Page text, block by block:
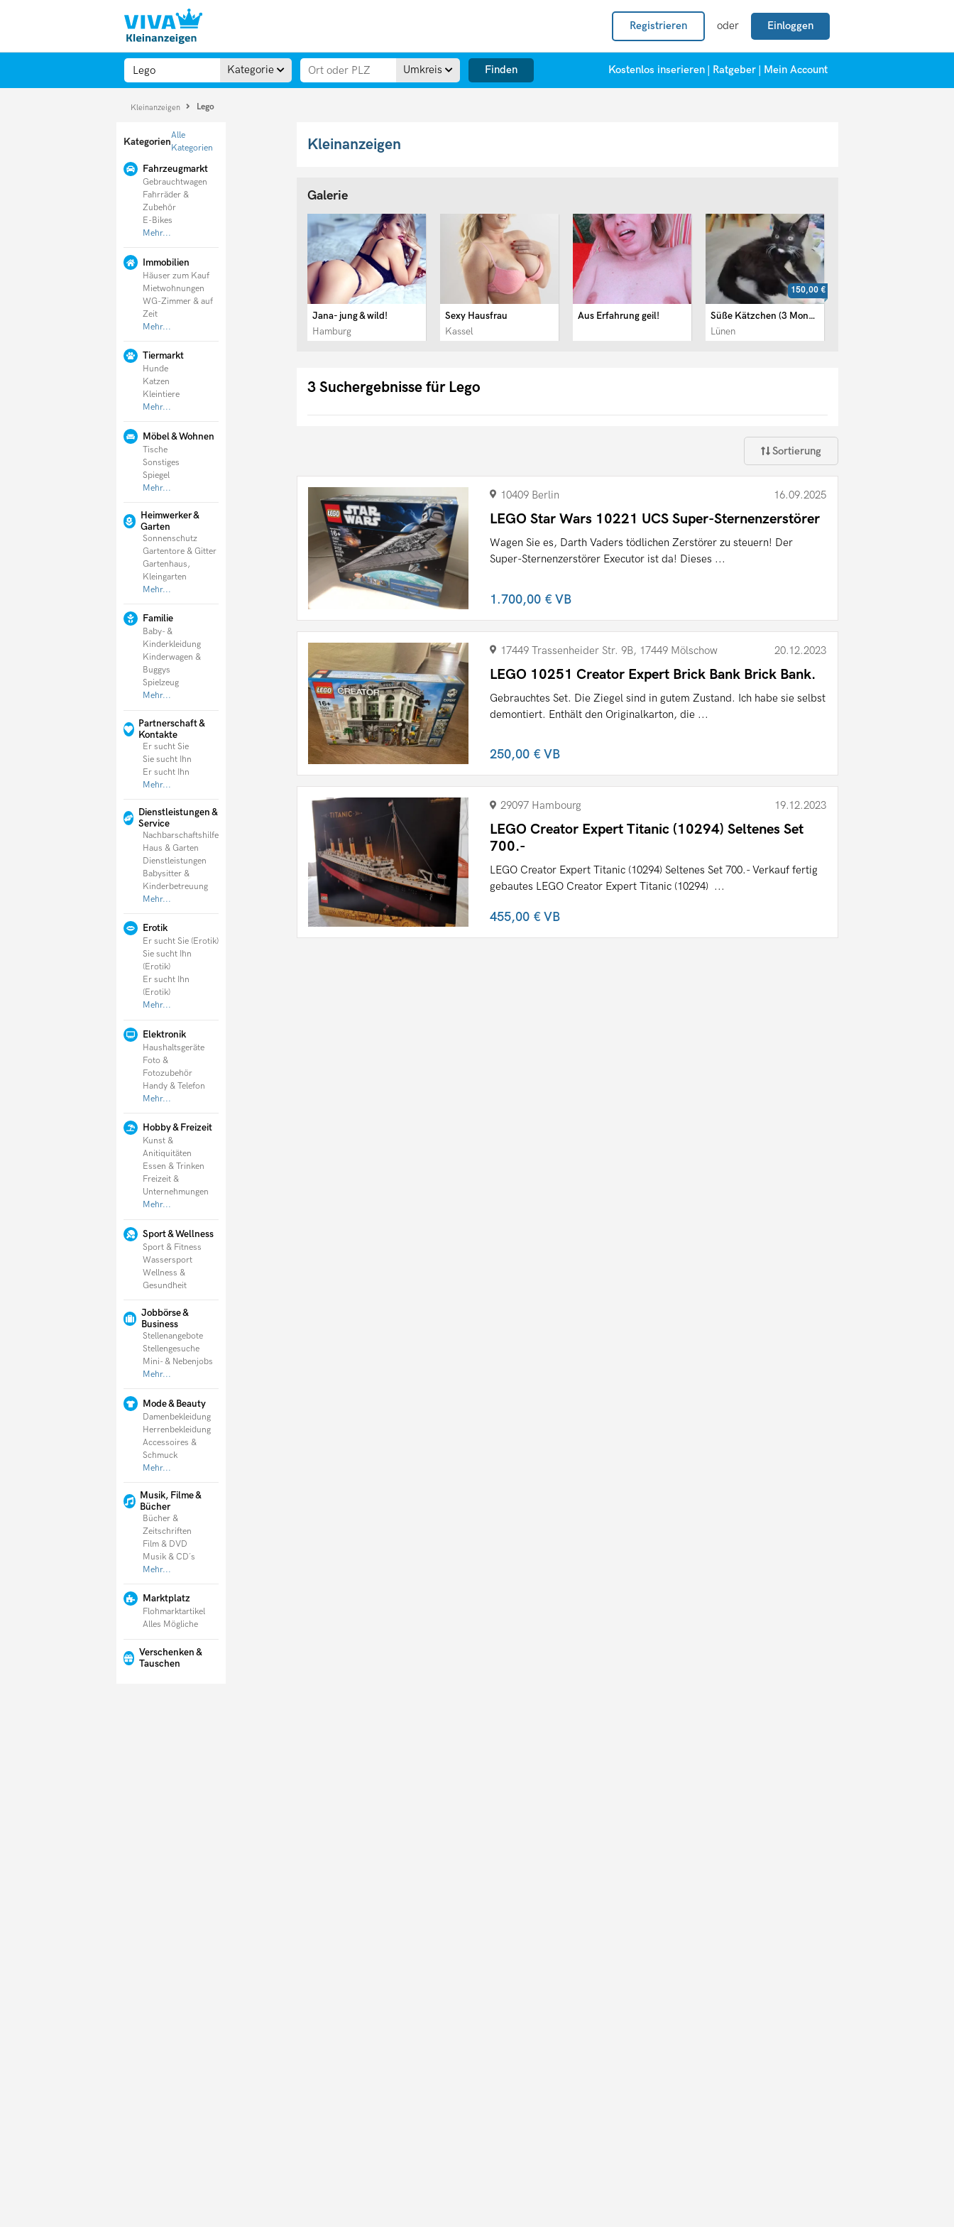
Registrieren oder Einloggen
Kategorie Umkreis Finden Kostenlos inserieren Ratgeber Mein Account
Kleinanzeigen Lego
Kategorien
Alle
Kategorien
Fahrzeugmarkt
Gebrauchtwagen
Fahrräder &
Zubehör
E-Bikes
Mehr...
Immobilien
Häuser zum Kauf
Mietwohnungen
WG-Zimmer & auf
Zeit
Mehr...
Tiermarkt
Hunde
Katzen
Kleintiere
Mehr...
Möbel & Wohnen
Tische
Sonstiges
Spiegel
Mehr...
Heimwerker &
Garten
Sonnenschutz
Gartentore & Gitter
Gartenhaus,
Kleingarten
Mehr...
Familie
Baby- &
Kinderkleidung
Kinderwagen &
Buggys
Spielzeug
Mehr...
Partnerschaft &
Kontakte
Er sucht Sie
Sie sucht Ihn
Er sucht Ihn
Mehr...
Dienstleistungen &
Service
Nachbarschaftshilfe
Haus & Garten
Dienstleistungen
Babysitter &
Kinderbetreuung
Mehr...
Erotik
Er sucht Sie (Erotik)
Sie sucht Ihn
(Erotik)
Er sucht Ihn
(Erotik)
Mehr...
Elektronik
Haushaltsgeräte
Foto &
Fotozubehör
Handy & Telefon
Mehr...
Hobby & Freizeit
Kunst &
Anitiquitäten
Essen & Trinken
Freizeit &
Unternehmungen
Mehr...
Sport & Wellness
Sport & Fitness
Wassersport
Wellness &
Gesundheit
Jobbörse &
Business
Stellenangebote
Stellengesuche
Mini- & Nebenjobs
Mehr...
Mode & Beauty
Damenbekleidung
Herrenbekleidung
Accessoires &
Schmuck
Mehr...
Musik, Filme &
Bücher
Bücher &
Zeitschriften
Film & DVD
Musik & CD´s
Mehr...
Marktplatz
Flohmarktartikel
Alles Mögliche
Verschenken &
Tauschen
Kleinanzeigen
Galerie
Kostenloser Futtercheck – ...
Jana- jung & wild!
Hamburg
Sexy Hausfrau
Kassel
Aus Erfahrung geil!
Süße Kätzchen (3 Monaten)
Lünen
150,00 €
3 Suchergebnisse für Lego
Sortierung
10409 Berlin 16.09.2025
LEGO Star Wars 10221 UCS Super-Sternenzerstörer
Wagen Sie es, Darth Vaders tödlichen Zerstörer zu steuern! Der
Super-Sternenzerstörer Executor ist da! Dieses ...
1.700,00 €VB
17449 Trassenheider Str. 9B, 17449 Mölschow 20.12.2023
LEGO 10251 Creator Expert Brick Bank Brick Bank.
Gebrauchtes Set. Die Ziegel sind in gutem Zustand. Ich habe sie selbst
demontiert. Enthält den Originalkarton, die ...
250,00 €VB
29097 Hambourg 19.12.2023
LEGO Creator Expert Titanic (10294) Seltenes Set
700.-
LEGO Creator Expert Titanic (10294) Seltenes Set 700.- Verkauf fertig
gebautes LEGO Creator Expert Titanic (10294) ...
455,00 €VB